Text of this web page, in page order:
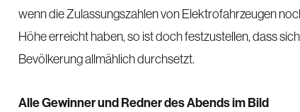
wenn die Zulassungszahlen von Elektrofahrzeugen
Höhe erreicht haben, so ist doch festzustellen, dass
Bevölkerung allmählich durchsetzt.
Alle Gewinner und Redner des Abends im Bild